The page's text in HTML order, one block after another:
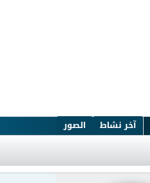
آخر نشاط الصور